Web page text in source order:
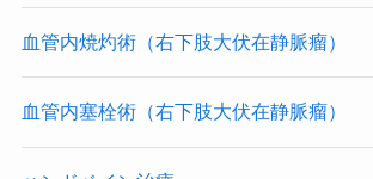
血管内焼灼術（右下肢大伏在静脈瘤）
血管内塞栓術（右下肢大伏在静脈瘤）